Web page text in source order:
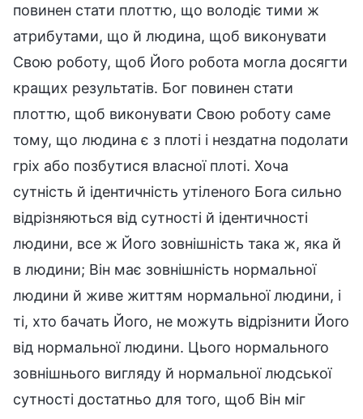
повинен стати плоттю, що володіє тими ж
атрибутами, що й людина, щоб виконувати
Свою роботу, щоб Його робота могла досягти
кращих результатів. Бог повинен стати
плоттю, щоб виконувати Свою роботу саме
тому, що людина є з плоті і нездатна подолати
гріх або позбутися власної плоті. Хоча
сутність й ідентичність утіленого Бога сильно
відрізняються від сутності й ідентичності
людини, все ж Його зовнішність така ж, яка й
в людини; Він має зовнішність нормальної
людини й живе життям нормальної людини, і
ті, хто бачать Його, не можуть відрізнити Його
від нормальної людини. Цього нормального
зовнішнього вигляду й нормальної людської
сутності достатньо для того, щоб Він міг